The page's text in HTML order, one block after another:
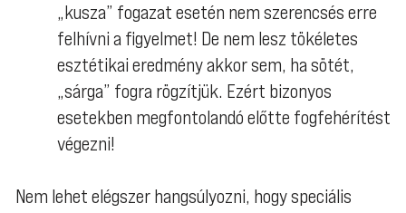
„kusza” fogazat esetén nem szerencsés erre
felhívni a figyelmet! De nem lesz tökéletes
esztétikai eredmény akkor sem, ha sötét,
„sárga” fogra rögzítjük. Ezért bizonyos
esetekben megfontolandó előtte fogfehérítést
végezni!
Nem lehet elégszer hangsúlyozni, hogy speciális